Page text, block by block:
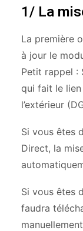
1/ La
La première
à jour le
Petit rappel :
qui fait le
l’extérieur
Si vous êtes
Direct, la
Si vous êtes
faudra